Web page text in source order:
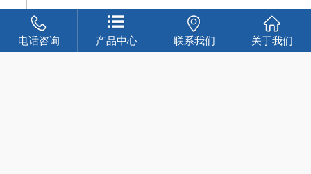
电话咨询 产品中心 联系我们 关于我们